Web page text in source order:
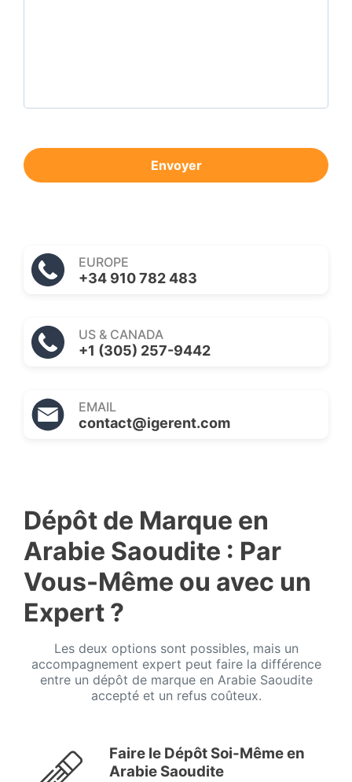
Envoyer
EUROPE
+34 910 782 483
US & CANADA
+1 (305) 257-9442
EMAIL
contact@igerent.com
Dépôt de Marque en
Arabie Saoudite : Par
Vous-Même ou avec un
Expert ?
Les deux options sont possibles, mais un
accompagnement expert peut faire la différence
entre un dépôt de marque en Arabie Saoudite
accepté et un refus coûteux.
Faire le Dépôt Soi-Même en
Arabie Saoudite